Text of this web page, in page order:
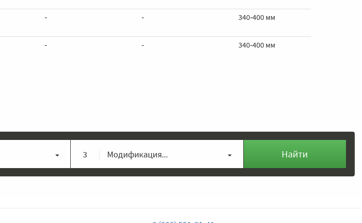
‑ ‑ 340‑400 мм
‑ ‑ 340‑400 мм
3 Модификация... Найти